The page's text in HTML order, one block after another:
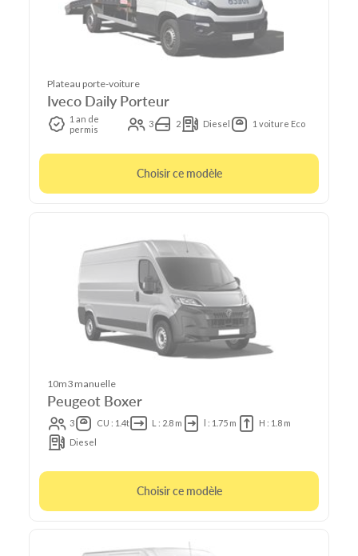
Plateau porte-voiture
Iveco Daily Porteur
1 an de
permis
3 2 Diesel 1 voiture Eco
Choisir ce modèle
10m3 manuelle
Peugeot Boxer
3 CU : 1.4t L : 2.8 m l : 1.75 m
H : 1.8 m
Diesel
Choisir ce modèle